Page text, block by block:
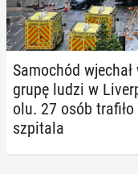
Sa­mo­chód wjechał
grupę ludzi w
olu. 27 osób trafiło
szpi­ta­la